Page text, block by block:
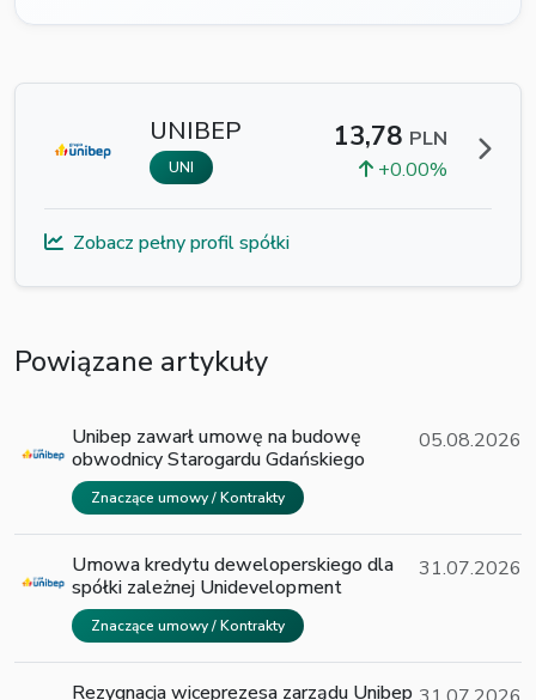
UNIBEP
UNI
13,78 PLN
+0.00%
Zobacz pełny profil spółki
Powiązane artykuły
Unibep zawarł umowę na budowę
obwodnicy Starogardu Gdańskiego
Znaczące umowy / Kontrakty
05.08.2026
Umowa kredytu deweloperskiego dla
spółki zależnej Unidevelopment
Znaczące umowy / Kontrakty
31.07.2026
Rezygnacja wiceprezesa zarządu Unibep